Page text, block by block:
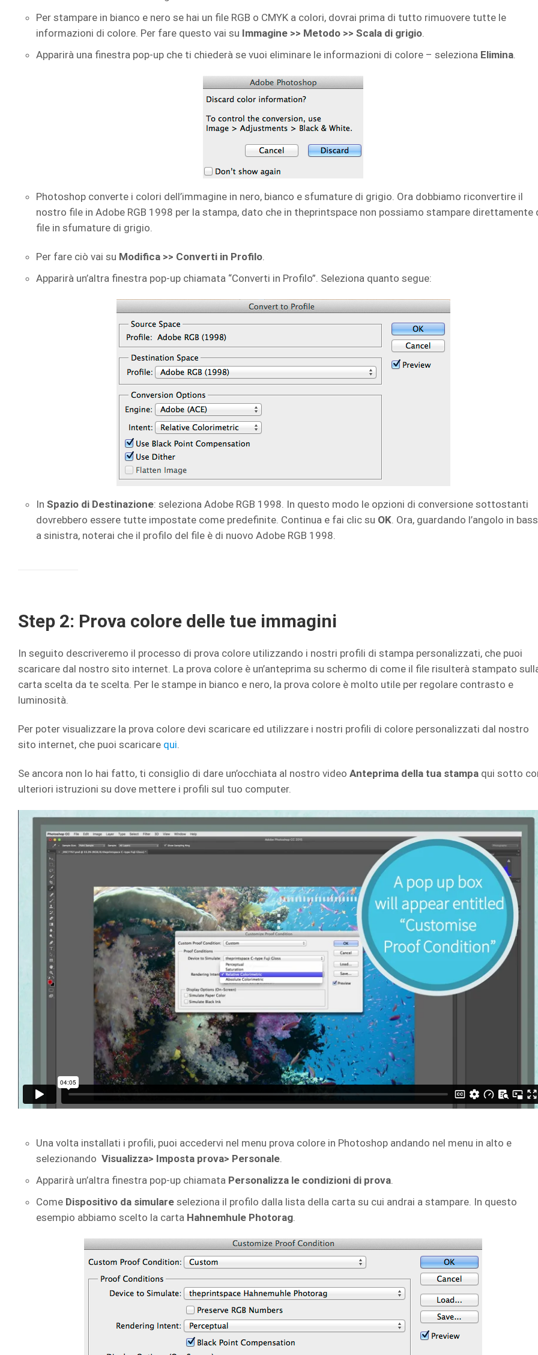
Per stampare in bianco e nero se hai un file RGB o CMYK a colori, dovrai prima di tutto rimuovere tutte le
informazioni di colore. Per fare questo vai su Immagine >> Metodo >> Scala di grigio.
Apparirà una finestra pop-up che ti chiederà se vuoi eliminare le informazioni di colore – seleziona Elimina.
Photoshop converte i colori dell’immagine in nero, bianco e sfumature di grigio. Ora dobbiamo riconvertire il
nostro file in Adobe RGB 1998 per la stampa, dato che in theprintspace non possiamo stampare direttamente
file in sfumature di grigio.
Per fare ciò vai su Modifica >> Converti in Profilo.
Apparirà un’altra finestra pop-up chiamata “Converti in Profilo”. Seleziona quanto segue:
In Spazio di Destinazione: seleziona Adobe RGB 1998. In questo modo le opzioni di conversione sottostanti
dovrebbero essere tutte impostate come predefinite. Continua e fai clic su OK. Ora, guardando l’angolo in
a sinistra, noterai che il profilo del file è di nuovo Adobe RGB 1998.
Step 2: Prova colore delle tue immagini
In seguito descriveremo il processo di prova colore utilizzando i nostri profili di stampa personalizzati, che puoi
scaricare dal nostro sito internet. La prova colore è un’anteprima su schermo di come il file risulterà stampato
carta scelta da te scelta. Per le stampe in bianco e nero, la prova colore è molto utile per regolare contrasto e
luminosità.
Per poter visualizzare la prova colore devi scaricare ed utilizzare i nostri profili di colore personalizzati dal nostro
sito internet, che puoi scaricare qui.
Se ancora non lo hai fatto, ti consiglio di dare un’occhiata al nostro video Anteprima della tua stampa qui sotto
ulteriori istruzioni su dove mettere i profili sul tuo computer.
Una volta installati i profili, puoi accedervi nel menu prova colore in Photoshop andando nel menu in alto e
selezionando Visualizza> Imposta prova> Personale.
Apparirà un’altra finestra pop-up chiamata Personalizza le condizioni di prova.
Come Dispositivo da simulare seleziona il profilo dalla lista della carta su cui andrai a stampare. In questo
esempio abbiamo scelto la carta Hahnemhule Photorag.